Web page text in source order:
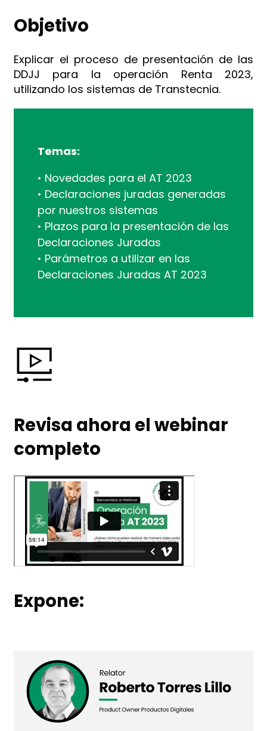
Objetivo
Explicar el proceso de presentación de las
DDJJ para la operación Renta 2023,
utilizando los sistemas de Transtecnia.
Temas:
• Novedades para el AT 2023
• Declaraciones juradas generadas
por nuestros sistemas
• Plazos para la presentación de las
Declaraciones Juradas
• Parámetros a utilizar en las
Declaraciones Juradas AT 2023
Revisa ahora el webinar
completo
Expone: